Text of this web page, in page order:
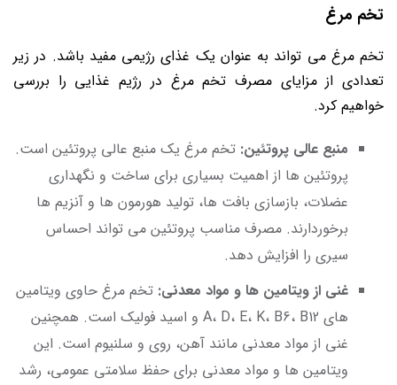
تخم مرغ
تخم مرغ می ‌تواند به عنوان یک غذای رژیمی مفید باشد. در زیر
تعدادی از مزایای مصرف تخم مرغ در رژیم غذایی را بررسی
خواهیم کرد.
منبع عالی پروتئین: تخم مرغ یک منبع عالی پروتئین است.
پروتئین‌ ها از اهمیت بسیاری برای ساخت و نگهداری
عضلات، بازسازی بافت‌ ها، تولید هورمون ‌ها و آنزیم ‌ها
برخوردارند. مصرف مناسب پروتئین می ‌تواند احساس
سیری را افزایش دهد.
غنی از ویتامین‌ ها و مواد معدنی: تخم مرغ حاوی ویتامین
‌های A، D، E، K، B6، B12 و اسید فولیک است. همچنین
غنی از مواد معدنی مانند آهن، روی و سلنیوم است. این
ویتامین‌ ها و مواد معدنی برای حفظ سلامتی عمومی، رشد